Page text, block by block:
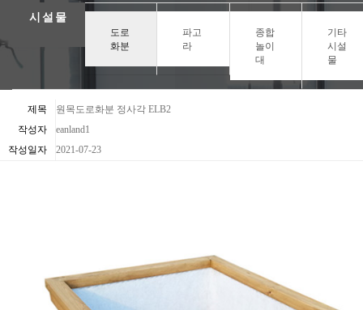
시설물
도로
화분
파고
라
종합
놀이
대
기타
시설
물
제목
원목도로화분 정사각 ELB2
작성자
eanland1
작성일자
2021-07-23